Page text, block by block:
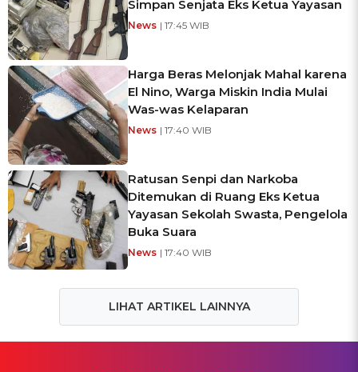
Simpan Senjata Eks Ketua Yayasan
News | 17:45 WIB
Harga Beras Melonjak Mahal karena
El Nino, Warga Miskin India Mulai
Was-was Kelaparan
News | 17:40 WIB
Ratusan Senpi dan Narkoba
Ditemukan di Ruang Eks Ketua
Yayasan Sekolah Swasta, Pengelola
Buka Suara
News | 17:40 WIB
LIHAT ARTIKEL LAINNYA